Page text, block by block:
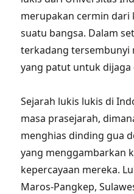
merupakan cermin dari
suatu bangsa. Dalam
terkadang tersembunyi
yang patut untuk dijaga
Sejarah lukis lukis di
masa prasejarah,
menghias dinding gua
yang menggambarkan
kepercayaan mereka.
Maros-Pangkep,